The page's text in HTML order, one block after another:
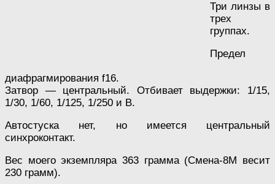
Три линзы в
трех
группах.
Предел
диафрагмирования f16.
Затвор — центральный. Отбивает выдержки: 1/15,
1/30, 1/60, 1/125, 1/250 и В.
Автостуска нет, но имеется центральный
синхроконтакт.
Вес моего экземпляра 363 грамма (Смена-8М весит
230 грамм).